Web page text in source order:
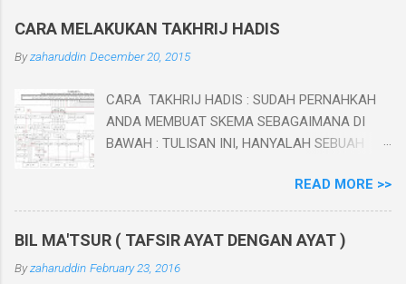
CARA MELAKUKAN TAKHRIJ HADIS
Byzaharuddin December 20, 2015
CARA TAKHRIJ HADIS : SUDAH PERNAHKAH
ANDA MEMBUAT SKEMA SEBAGAIMANA DI
BAWAH : TULISAN INI, HANYALAH SEBUAH
ATAS. BAB I PENDAHULUAN A. Latar Belakang
Hadis Nabi merupakan sumber ajaran Islam
yang kedua setelah al-Qur’an, yang setiap
muslim wajib mengikuti danmengamalkan
ajaran-ajaran yang terdapat didalamnya.
READ MORE >>
BIL MA'TSUR ( TAFSIR AYAT DENGAN AYAT )
Byzaharuddin February 23, 2016